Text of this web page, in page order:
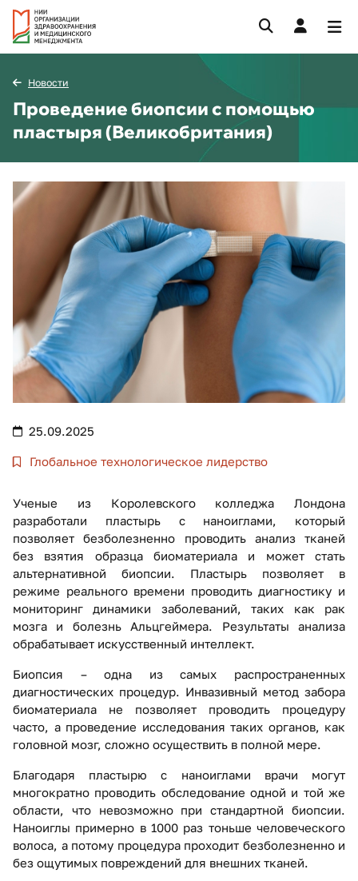
Новости
Проведение биопсии с помощью
пластыря (Великобритания)
25.09.2025
Глобальное технологическое лидерство
Ученые из Королевского колледжа Лондона
разработали пластырь с наноиглами, который
позволяет безболезненно проводить анализ тканей
без взятия образца биоматериала и может стать
альтернативной биопсии. Пластырь позволяет в
режиме реального времени проводить диагностику и
мониторинг динамики заболеваний, таких как рак
мозга и болезнь Альцгеймера. Результаты анализа
обрабатывает искусственный интеллект.
Биопсия – одна из самых распространенных
диагностических процедур. Инвазивный метод забора
биоматериала не позволяет проводить процедуру
часто, а проведение исследования таких органов, как
головной мозг, сложно осуществить в полной мере.
Благодаря пластырю с наноиглами врачи могут
многократно проводить обследование одной и той же
области, что невозможно при стандартной биопсии.
Наноиглы примерно в 1000 раз тоньше человеческого
волоса, а потому процедура проходит безболезненно и
без ощутимых повреждений для внешних тканей.